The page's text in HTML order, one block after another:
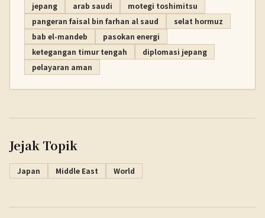
jepang arab saudi
motegi toshimitsu
pangeran faisal bin farhan al saud
selat hormuz
bab el-mandeb
pasokan energi
ketegangan timur tengah
diplomasi jepang
pelayaran aman
Jejak Topik
Japan Middle East World